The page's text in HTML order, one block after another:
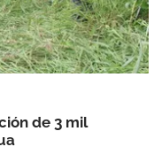
de 3 mil